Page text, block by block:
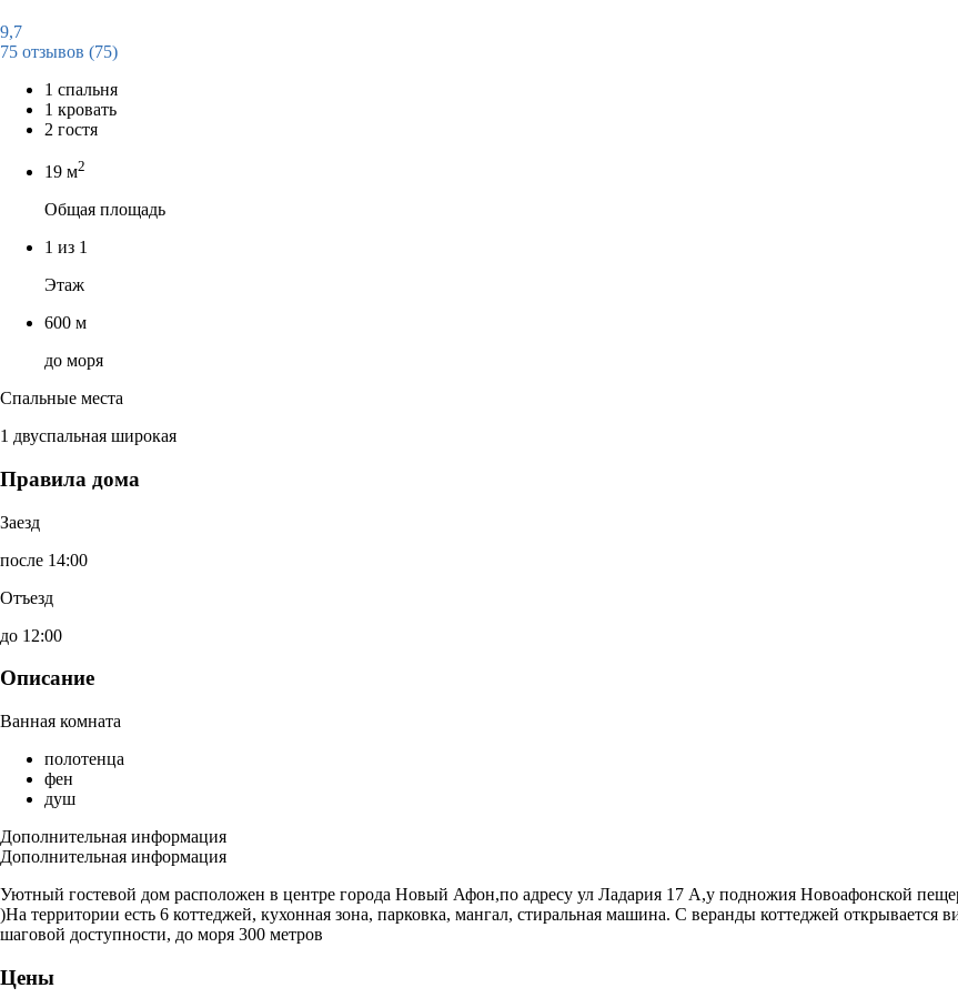
9,7
75 отзывов (75)
1 спальня
1 кровать
2 гостя
19 м2
Общая площадь
1 из 1
Этаж
600 м
до моря
Спальные места
1 двуспальная широкая
Правила дома
Заезд
после 14:00
Отъезд
до 12:00
Описание
Ванная комната
полотенца
фен
душ
Дополнительная информация
Дополнительная информация
Уютный гостевой дом расположен в центре города Новый Афон,по адресу ул Ладария 17 А,у подножия Новоафонской
)На территории есть 6 коттеджей, кухонная зона, парковка, мангал, стиральная машина. С веранды коттеджей открывается
шаговой доступности, до моря 300 метров
Цены